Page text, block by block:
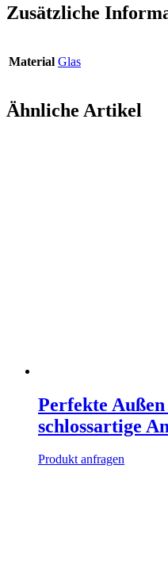
Zusätzliche
Material Glas
Ähnliche Artikel
Perfekte
schlossartige
Produkt anfragen